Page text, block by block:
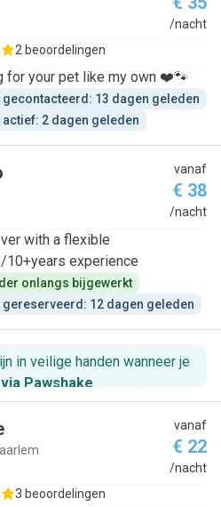
/nacht
2 beoordelingen
for your pet like my own ❤️🐾
gecontacteerd: 13 dagen geleden
actief: 2 dagen geleden
vanaf
€ 38
/nacht
with a flexible
10+years experience
onlangs bijgewerkt
gereserveerd: 12 dagen geleden
in veilige handen wanneer je
Pawshake.
vanaf
€ 22
/nacht
3 beoordelingen